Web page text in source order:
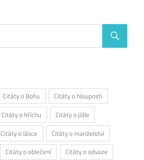
Citáty o Bohu
Citáty o hlouposti
Citáty o hříchu
Citáty o jídle
Citáty o lásce
Citáty o manželství
Citáty o oblečení
Citáty o odvaze